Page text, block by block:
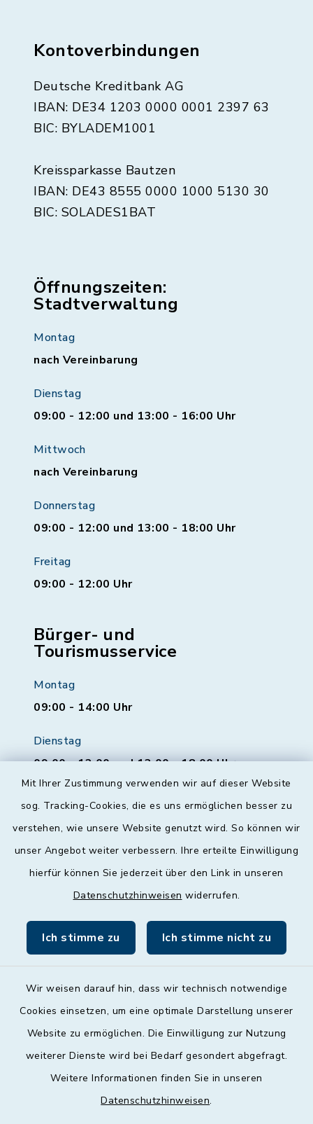
Mit Ihrer Zustimmung verwenden wir auf dieser Website
sog. Tracking-Cookies, die es uns ermöglichen besser zu
verstehen, wie unsere Website genutzt wird. So können wir
unser Angebot weiter verbessern. Ihre erteilte Einwilligung
hierfür können Sie jederzeit über den Link in unseren
Datenschutzhinweisen widerrufen.
Ich stimme zu Ich stimme nicht zu
Wir weisen darauf hin, dass wir technisch notwendige
Cookies einsetzen, um eine optimale Darstellung unserer
Website zu ermöglichen. Die Einwilligung zur Nutzung
weiterer Dienste wird bei Bedarf gesondert abgefragt.
Weitere Informationen finden Sie in unseren
Datenschutzhinweisen.
Kontoverbindungen
Deutsche Kreditbank AG
IBAN: DE34 1203 0000 0001 2397 63
BIC: BYLADEM1001
Kreissparkasse Bautzen
IBAN: DE43 8555 0000 1000 5130 30
BIC: SOLADES1BAT
Öffnungszeiten:
Stadtverwaltung
Montag
nach Vereinbarung
Dienstag
09:00 - 12:00 und 13:00 - 16:00 Uhr
Mittwoch
nach Vereinbarung
Donnerstag
09:00 - 12:00 und 13:00 - 18:00 Uhr
Freitag
09:00 - 12:00 Uhr
Bürger- und
Tourismusservice
Montag
09:00 - 14:00 Uhr
Dienstag
09:00 - 12:00 und 13:00 - 18:00 Uhr
Donnerstag
09:00 - 12:00 und 13:00 - 18:00 Uhr
09:00 - 12:00 Uhr
Barrierefreiheit